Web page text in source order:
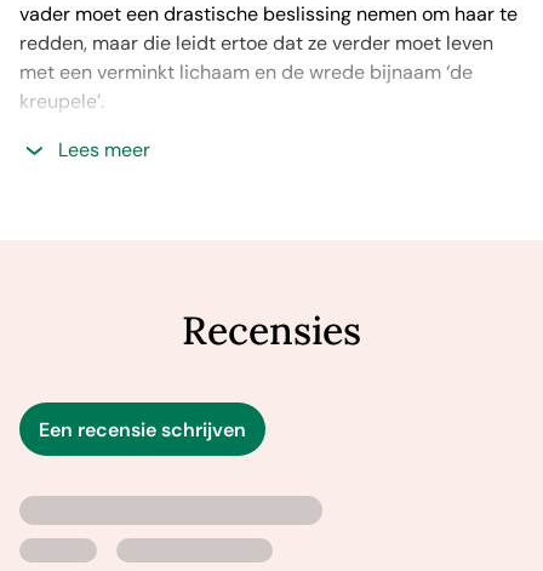
vader moet een drastische beslissing nemen om haar te
redden, maar die leidt ertoe dat ze verder moet leven
met een verminkt lichaam en de wrede bijnaam ‘de
kreupele’.
Jaren later is Camilla eraan gewend dat ze als
in Zuid-Frankrijk werken. In het Franse dorp worden
buitenlanders met argwaan bejegend en lopen de
Camilla, net zoals haar vader ooit, voor een moeilijke
keuze te staan.
‘Een meeslepende roman vol plotwendingen.’ – Il
Mattino
Lees meer
Recensies
Een recensie schrijven